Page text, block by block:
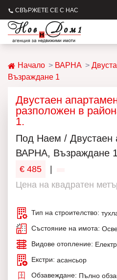
СВЪРЖЕТЕ СЕ С НАС
Начало ВАРНА
Възраждане 1
Двустаен
разположен в
1.
Под Наем / Двустаен
ВАРНА, Възраждане
€ 485
Цена на квадратен
Тип на строителство:
Състояние на имота:
Видове отопление:
Екстри: асансьор
Обзавеждане: Пълно